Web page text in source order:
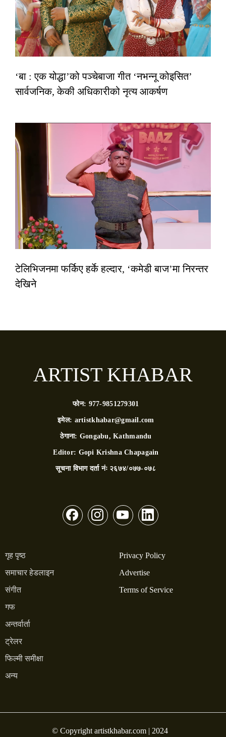
‘बा : एक योद्धा’को पञ्चेबाजा गीत ‘नभन्नू कोइसित’
सार्वजनिक, केकी अधिकारीको नृत्य आकर्षण
टेलिभिजनमा फर्किए हर्के हल्दार, ‘कमेडी बाज’मा निरन्तर
देखिने
ARTIST KHABAR
फोन: 977-9851279301
इमेल: artistkhabar@gmail.com
ठेगाना: Gongabu, Kathmandu
Editor: Gopi Krishna Chapagain
सूचना विभाग दर्ता नंः २६७४/०७७-०७८
गृह पृष्ठ
समाचार हेडलाइन
संगीत
गफ
अन्तर्वार्ता
ट्रेलर
फिल्मी समीक्षा
अन्य
Privacy Policy
Advertise
Terms of Service
© Copyright artistkhabar.com | 2024